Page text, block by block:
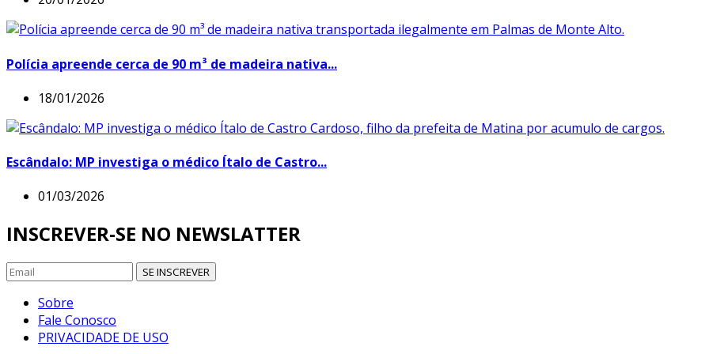
Polícia apreende cerca de 90 m³ de madeira nativa...
18/01/2026
Escândalo: MP investiga o médico Ítalo de Castro...
01/03/2026
INSCREVER-SE NO NEWSLATTER
SE INSCREVER
Sobre
Fale Conosco
PRIVACIDADE DE USO